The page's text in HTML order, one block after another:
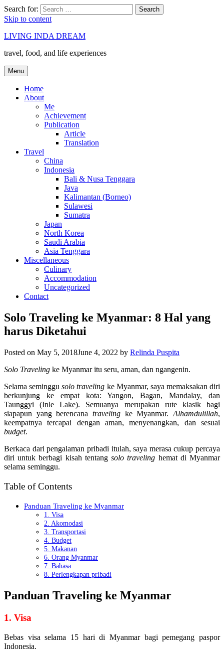
Search for: Search
Skip to content
LIVING INDA DREAM
travel, food, and life experiences
Menu
Home
About
Me
Achievement
Publication
Article
Translation
Travel
China
Indonesia
Bali & Nusa Tenggara
Java
Kalimantan (Borneo)
Sulawesi
Sumatra
Japan
North Korea
Saudi Arabia
Asia Tenggara
Miscellaneous
Culinary
Accommodation
Uncategorized
Contact
Solo Traveling ke Myanmar: 8 Hal yang
harus Diketahui
Posted on May 5, 2018June 4, 2022 by Relinda Puspita
Solo Traveling ke Myanmar itu seru, aman, dan ngangenin.
Selama seminggusolo traveling ke Myanmar, saya memaksakan diri
berkunjung ke empat kota: Yangon, Bagan, Mandalay, dan
Taunggyi (Inle Lake). Semuanya merupakan rute klasik bagi
siapapun yang berencana traveling ke Myanmar. Alhamdulillah,
keempatnya tercapai dengan aman, menyenangkan, dan sesuai
budget.
Berkaca dari pengalaman pribadi itulah, saya merasa cukup percaya
diri untuk berbagi kisah tentangsolo traveling hemat di Myanmar
selama seminggu.
Table of Contents
Panduan Traveling ke Myanmar
1. Visa
2. Akomodasi
3. Transportasi
4. Budget
5. Makanan
6. Orang Myanmar
7. Bahasa
8. Perlengkapan pribadi
Panduan Traveling ke Myanmar
1. Visa
Bebas visa selama 15 hari di Myanmar bagi pemegang paspor
Indonesia.